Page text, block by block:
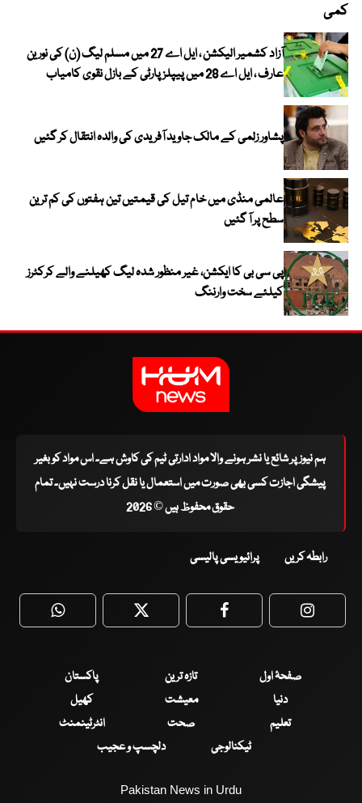
کمی
آزاد کشمیر الیکشن ، ایل اے 27 میں مسلم لیگ (ن) کی نورین
عارف ، ایل اے 28 میں پیپلز پارٹی کے بازل نقوی کامیاب
پشاور زلمی کے مالک جاوید آفریدی کی والدہ انتقال کر گئیں
عالمی منڈی میں خام تیل کی قیمتیں تین ہفتوں کی کم ترین
سطح پر آ گئیں
پی سی بی کا ایکشن، غیر منظور شدہ لیگ کھیلنے والے کرکٹرز
کیلئے سخت وارننگ
ہم نیوز پر شائع یا نشر ہونے والا مواد ادارتی ٹیم کی کاوش ہے۔ اس مواد کو بغیر
پیشگی اجازت کسی بھی صورت میں استعمال یا نقل کرنا درست نہیں۔ تمام
حقوق محفوظ ہیں © 2026
رابطہ کریں پرائیویسی پالیسی
WhatsApp Twitter Facebook
صفحۂ اول تازہ ترین
پاکستان
دنیا
معیشت
کھیل
تعلیم
صحت
انٹرٹینمنٹ
ٹیکنالوجی
دلچسپ و عجیب
Pakistan News in Urdu